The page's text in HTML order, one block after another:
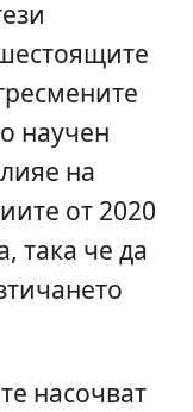
научен
на
от 2020
така че да
насочват